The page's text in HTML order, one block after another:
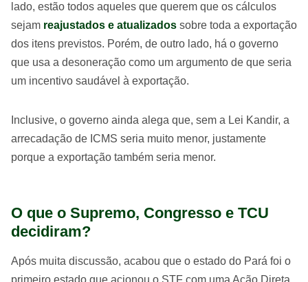
lado, estão todos aqueles que querem que os cálculos
sejam reajustados e atualizados sobre toda a exportação
dos itens previstos. Porém, de outro lado, há o governo
que usa a desoneração como um argumento de que seria
um incentivo saudável à exportação.
Inclusive, o governo ainda alega que, sem a Lei Kandir, a
arrecadação de ICMS seria muito menor, justamente
porque a exportação também seria menor.
O que o Supremo, Congresso e TCU
decidiram?
Após muita discussão, acabou que o estado do Pará foi o